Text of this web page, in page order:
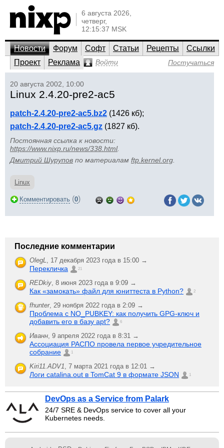
6 августа 2026,
четверг,
12:15:37 MSK
Новости Форум Софт Статьи Рецепты
Ссылки
Проект
Реклама Войти Постучаться
20 августа 2002, 10:00
Linux 2.4.20-pre2-ac5
patch-2.4.20-pre2-ac5.bz2 (1426 кб);
patch-2.4.20-pre2-ac5.gz (1827 кб).
Постоянная ссылка к новости:
https://www.nixp.ru/news/338.html.
Дмитрий Шурупов по материалам ftp.kernel.org
Linux
Комментировать (0)
Последние комментарии
OlegL, 17 декабря 2023 года в 15:00 →
Перекличка 21
REDkiy, 8 июня 2023 года в 9:09 →
Как «замокать» файл для юниттеста в Python? 2
fhunter, 29 ноября 2022 года в 2:09 →
Проблема с NO_PUBKEY: как получить GPG-ключ и
добавить его в базу apt?
6
Иванн, 9 апреля 2022 года в 8:31 →
Ассоциация РАСПО провела первое учредительное
собрание
1
Kiri11.ADV1, 7 марта 2021 года в 12:01 →
Логи catalina.out в TomCat 9 в формате JSON 1
DevOps as a Service from Palark
24/7 SRE & DevOps service to cover all your
Kubernetes needs.